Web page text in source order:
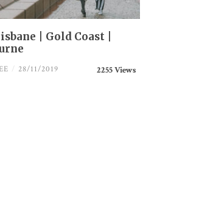
| Gold Coast |
/ 28/11/2019 2255 Views